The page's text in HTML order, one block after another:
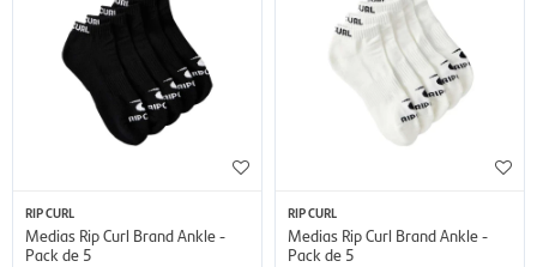
RIP CURL
Medias Rip Curl Brand Ankle -
Pack de 5
RIP CURL
Medias Rip Curl Brand Ankle -
Pack de 5